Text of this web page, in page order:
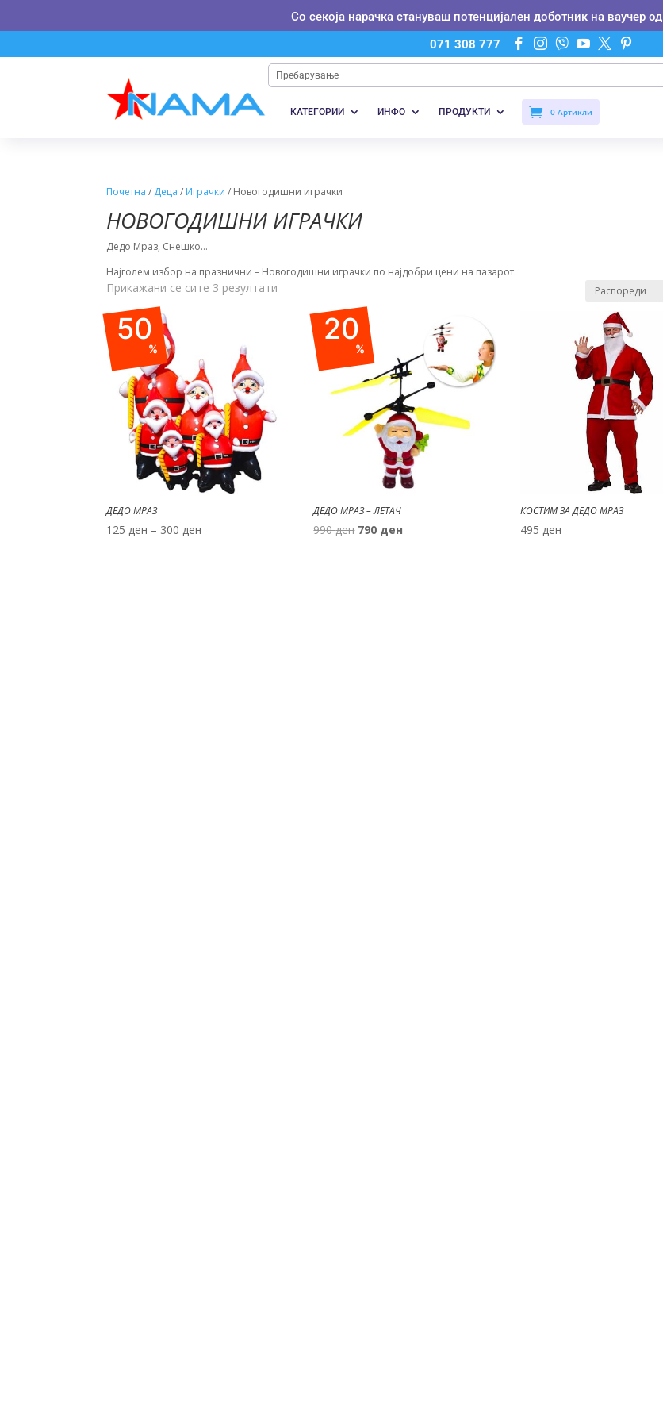
Со секоја нарачка стануваш потенцијален доботник на ваучер од
071 308 777      
КАТЕГОРИИ ИНФО ПРОДУКТИ 0 Артикли
Почетна / Деца / Играчки / Новогодишни играчки
НОВОГОДИШНИ ИГРАЧКИ
Дедо Мраз, Снешко…
Најголем избор на празнични – Новогодишни играчки по најдобри цени на пазарот.
Прикажани се сите 3 резултати
50
%
ДЕДО МРАЗ
125 ден – 300 ден
20
%
ДЕДО МРАЗ – ЛЕТАЧ
990ден Original
790 ден
КОСТИМ ЗА ДЕДО МРАЗ
495 ден